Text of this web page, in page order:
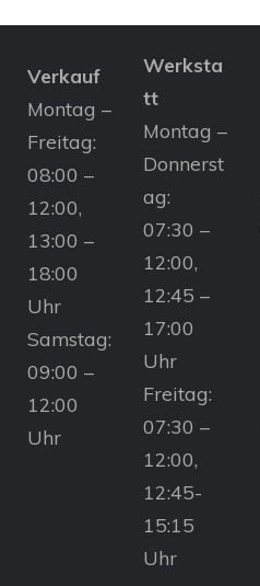
Verkauf
Montag –
Freitag:
08:00 –
12:00,
13:00 –
18:00
Uhr
Samstag:
09:00 –
12:00
Uhr
Werksta
tt
Montag –
Donnerst
ag:
07:30 –
12:00,
12:45 –
17:00
Uhr
Freitag:
07:30 –
12:00,
12:45-
15:15
Uhr